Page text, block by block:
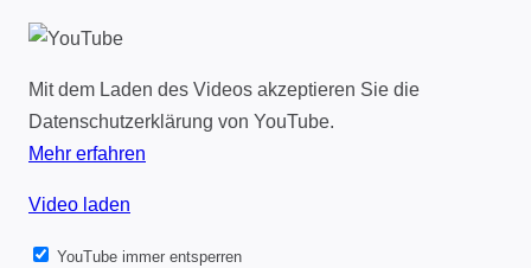
Mit dem Laden des Videos akzeptieren Sie die
Datenschutzerklärung von YouTube.
Mehr erfahren
Video laden
YouTube immer entsperren